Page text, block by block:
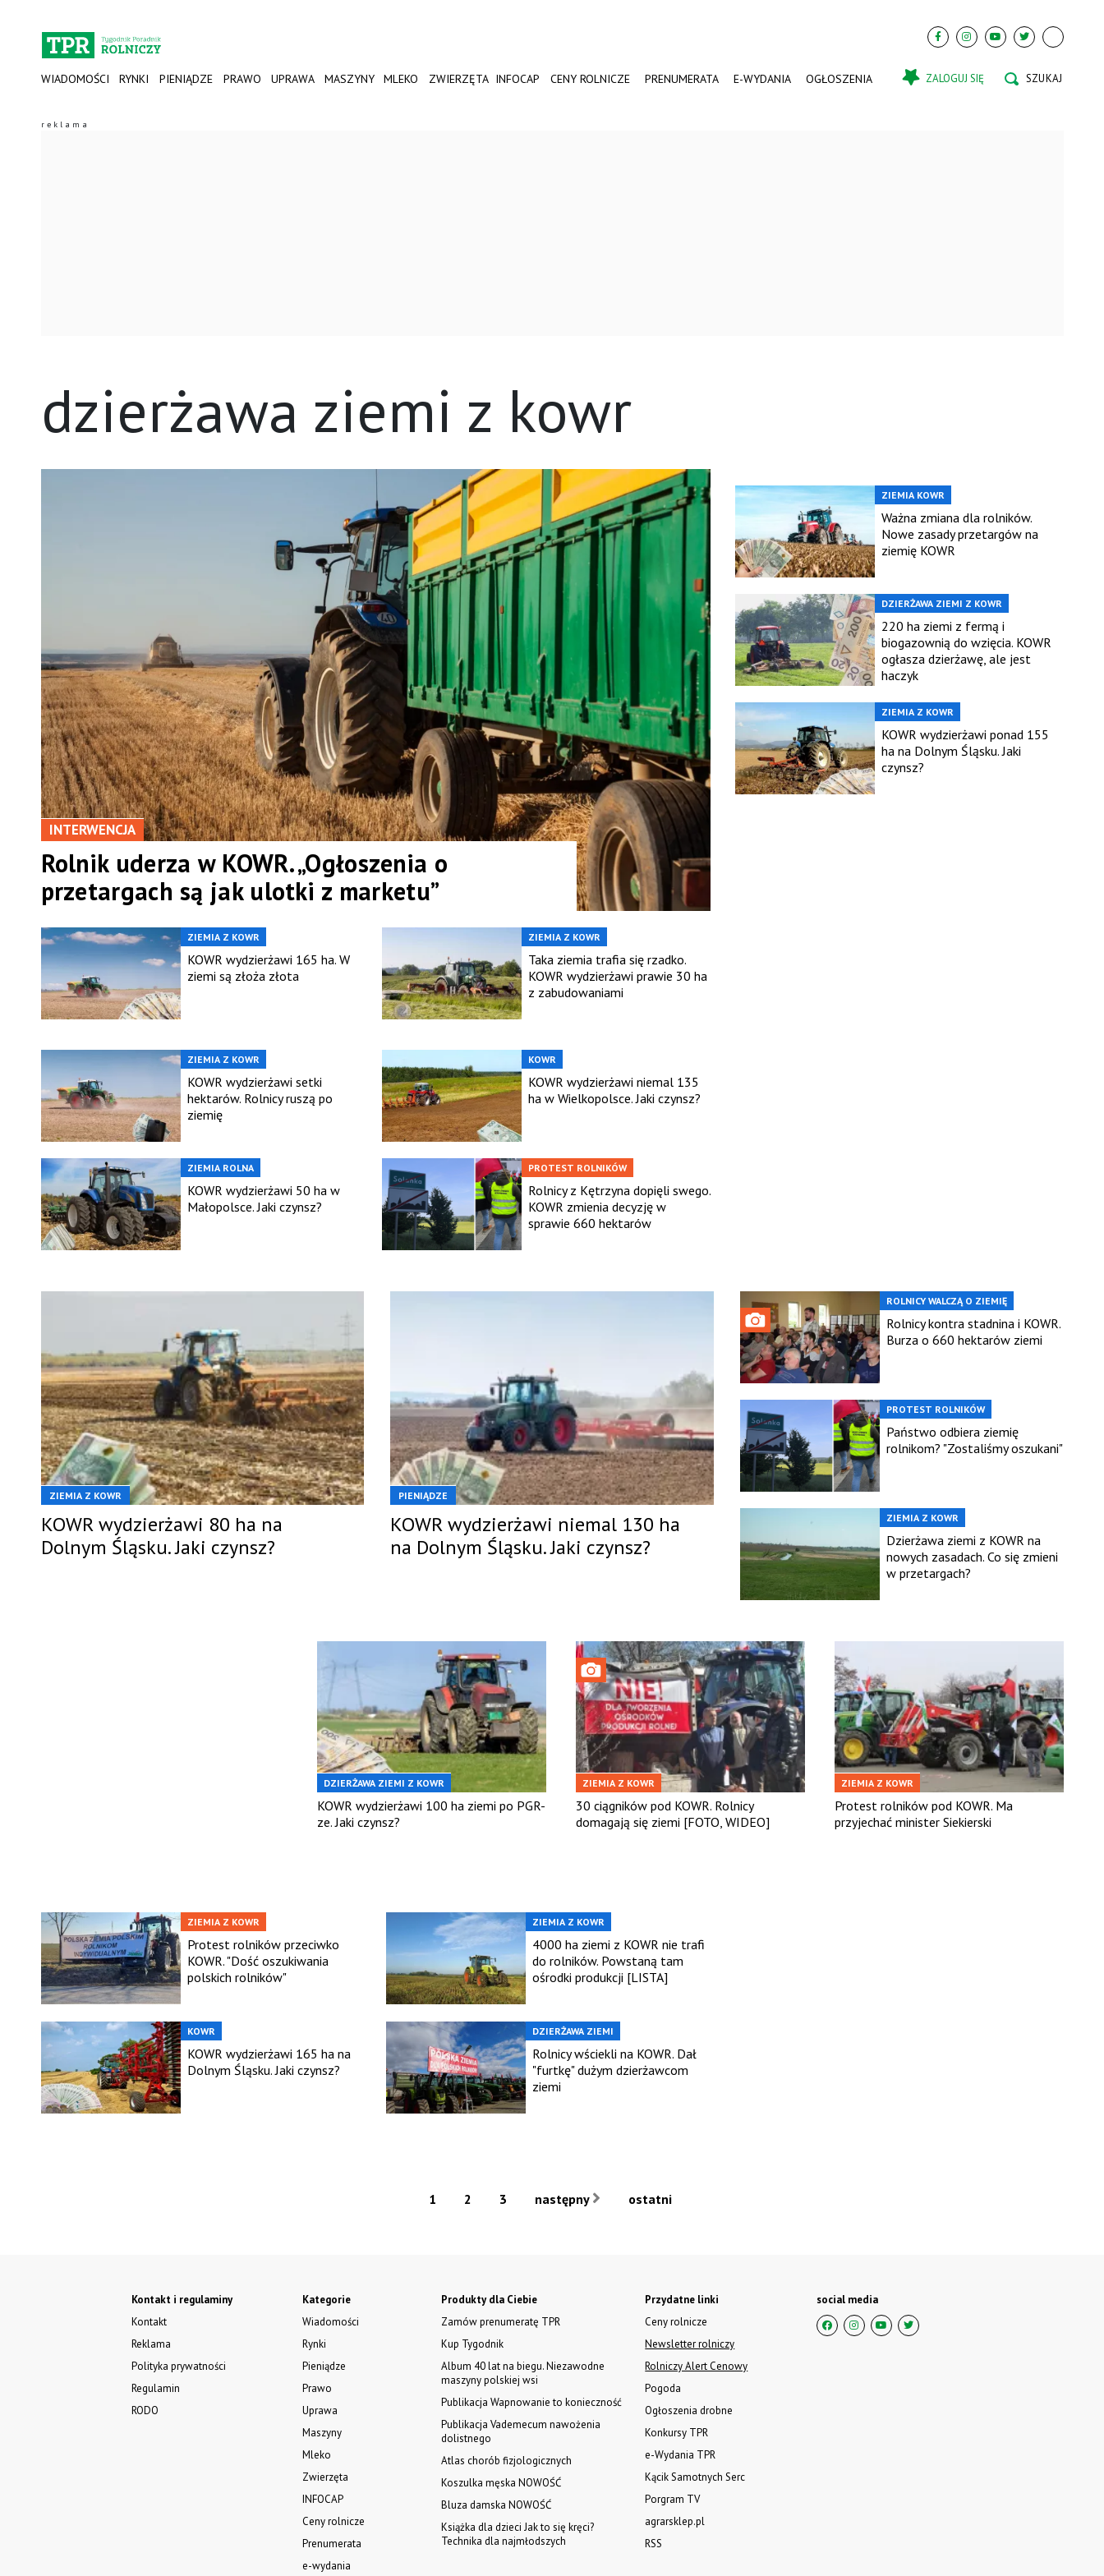
WIADOMOŚCI RYNKI PIENIĄDZE PRAWO UPRAWA MASZYNY MLEKO ZWIERZĘTA INFOCAP CENY ROLNICZE PRENUMERATA E-WYDANIA OGŁOSZENIA ZALOGUJ SIĘ
dzierżawa ziemi z kowr
INTERWENCJA
Rolnik uderza w KOWR. „Ogłoszenia o
przetargach są jak ulotki z marketu”
ZIEMIA Z KOWR
KOWR wydzierżawi 165 ha. W
ziemi są złoża złota
ZIEMIA Z KOWR
Taka ziemia trafia się rzadko.
KOWR wydzierżawi prawie 30 ha
z zabudowaniami
ZIEMIA Z KOWR
KOWR wydzierżawi setki
hektarów. Rolnicy ruszą po
ziemię
KOWR
KOWR wydzierżawi niemal 135
ha w Wielkopolsce. Jaki czynsz?
ZIEMIA ROLNA
KOWR wydzierżawi 50 ha w
Małopolsce. Jaki czynsz?
PROTEST ROLNIKÓW
Rolnicy z Kętrzyna dopięli swego.
KOWR zmienia decyzję w
sprawie 660 hektarów
ZIEMIA KOWR
Ważna zmiana dla rolników.
Nowe zasady przetargów na
ziemię KOWR
DZIERŻAWA ZIEMI Z KOWR
220 ha ziemi z fermą i
biogazownią do wzięcia. KOWR
ogłasza dzierżawę, ale jest
haczyk
ZIEMIA Z KOWR
KOWR wydzierżawi ponad 155
ha na Dolnym Śląsku. Jaki
czynsz?
ZIEMIA Z KOWR
KOWR wydzierżawi 80 ha na
Dolnym Śląsku. Jaki czynsz?
PIENIĄDZE
KOWR wydzierżawi niemal 130 ha
na Dolnym Śląsku. Jaki czynsz?
ROLNICY WALCZĄ O ZIEMIĘ
Rolnicy kontra stadnina i KOWR.
Burza o 660 hektarów ziemi
PROTEST ROLNIKÓW
Państwo odbiera ziemię
rolnikom? "Zostaliśmy oszukani"
ZIEMIA Z KOWR
Dzierżawa ziemi z KOWR na
nowych zasadach. Co się zmieni
w przetargach?
DZIERŻAWA ZIEMI Z KOWR
KOWR wydzierżawi 100 ha ziemi po PGR-
ze. Jaki czynsz?
ZIEMIA Z KOWR
30 ciągników pod KOWR. Rolnicy
domagają się ziemi [FOTO, WIDEO]
ZIEMIA Z KOWR
Protest rolników pod KOWR. Ma
przyjechać minister Siekierski
ZIEMIA Z KOWR
Protest rolników przeciwko
KOWR. "Dość oszukiwania
polskich rolników"
ZIEMIA Z KOWR
4000 ha ziemi z KOWR nie trafi
do rolników. Powstaną tam
ośrodki produkcji [LISTA]
KOWR
KOWR wydzierżawi 165 ha na
Dolnym Śląsku. Jaki czynsz?
DZIERŻAWA ZIEMI
Rolnicy wściekli na KOWR. Dał
"furtkę" dużym dzierżawcom
ziemi
1 2 3 następny ostatni
Kontakt i regulaminy
Kontakt
Reklama
Polityka prywatności
Regulamin
RODO
Kategorie
Wiadomości
Rynki
Pieniądze
Prawo
Uprawa
Maszyny
Mleko
Zwierzęta
INFOCAP
Ceny rolnicze
Prenumerata
e-wydania
Produkty dla Ciebie
Zamów prenumeratę TPR
Kup Tygodnik
Album 40 lat na biegu. Niezawodne
maszyny polskiej wsi
Publikacja Wapnowanie to konieczność
Publikacja Vademecum nawożenia
dolistnego
Atlas chorób fizjologicznych
Koszulka męska NOWOŚĆ
Bluza damska NOWOŚĆ
Książka dla dzieci Jak to się kręci?
Technika dla najmłodszych
Przydatne linki
Ceny rolnicze
Newsletter rolniczy
Rolniczy Alert Cenowy
Pogoda
Ogłoszenia drobne
Konkursy TPR
e-Wydania TPR
Kącik Samotnych Serc
Porgram TV
agrarsklep.pl
RSS
social media